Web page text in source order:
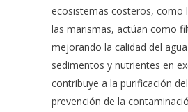
ecosistemas costeros, como
las marismas, actúan como
mejorando la calidad del
sedimentos y nutrientes en
contribuye a la purificación
prevención de la